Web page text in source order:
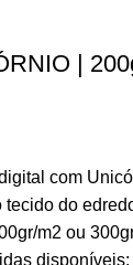
|
com
tecido do
m2 ou
disponíveis: